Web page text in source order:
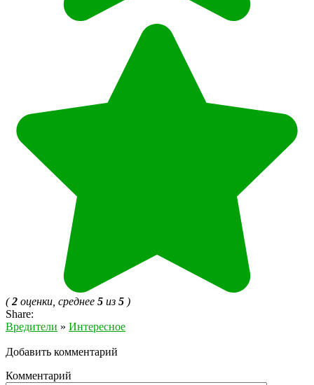
(2 оценки, среднее 5 из 5 )
Share:
Вредители » Интересное
Добавить комментарий
Комментарий